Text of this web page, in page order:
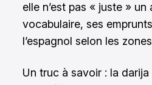
elle n’est pas « juste »
vocabulaire, ses
l’espagnol selon les
Un truc à savoir : la darija